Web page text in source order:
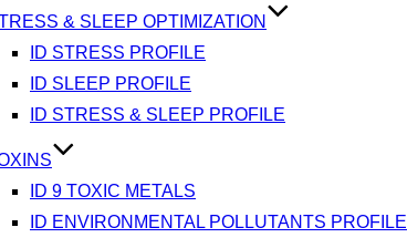
& SLEEP OPTIMIZATION
ID STRESS PROFILE
ID SLEEP PROFILE
ID STRESS & SLEEP PROFILE
ID 9 TOXIC METALS
ID ENVIRONMENTAL POLLUTANTS PROFILE